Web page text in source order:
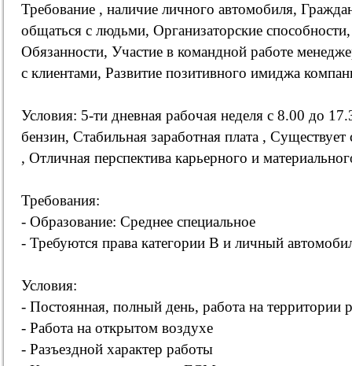
Требование , наличие личного автомобиля,
общаться с людьми, Организаторские
Обязанности, Участие в командной работе
с клиентами, Развитие позитивного имиджа
Условия: 5-ти дневная рабочая неделя с 8.00 до
бензин, Стабильная заработная плата ,
, Отличная перспектива карьерного и
Требования:
- Образование: Среднее специальное
- Требуются права категории B и личный
Условия:
- Постоянная, полный день, работа на территории
- Работа на открытом воздухе
- Разъездной характер работы